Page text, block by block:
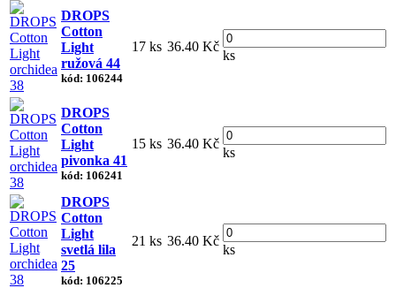
DROPS
Cotton
Light
ružová 44
kód: 106244
17 ks 36.40 Kč
ks
DROPS
Cotton
Light
pivonka 41
kód: 106241
15 ks 36.40 Kč
ks
DROPS
Cotton
Light
svetlá lila
25
kód: 106225
21 ks 36.40 Kč
ks